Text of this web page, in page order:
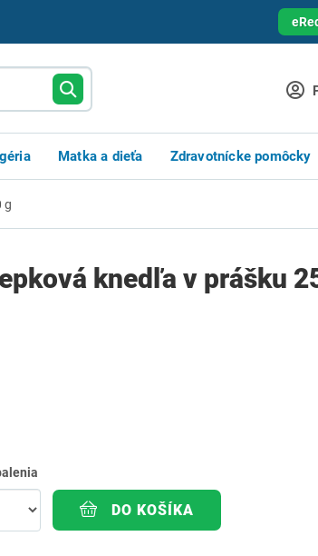
Matka a dieťa Zdravotnícke pomôcky
g
knedľa v prášku
DO KOŠÍKA